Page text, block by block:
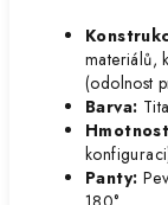
materiálů,
(odolnost
Barva:
Panty: